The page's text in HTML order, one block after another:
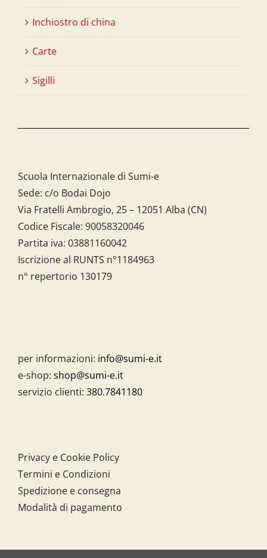
Inchiostro di china
Carte
Sigilli
Scuola Internazionale di Sumi-e
Sede: c/o Bodai Dojo
Via Fratelli Ambrogio, 25 – 12051 Alba (CN)
Codice Fiscale: 90058320046
Partita iva: 03881160042
Iscrizione al RUNTS n°1184963
n° repertorio 130179
per informazioni: info@sumi-e.it
e-shop: shop@sumi-e.it
servizio clienti: 380.7841180
Privacy e Cookie Policy
Termini e Condizioni
Spedizione e consegna
Modalità di pagamento